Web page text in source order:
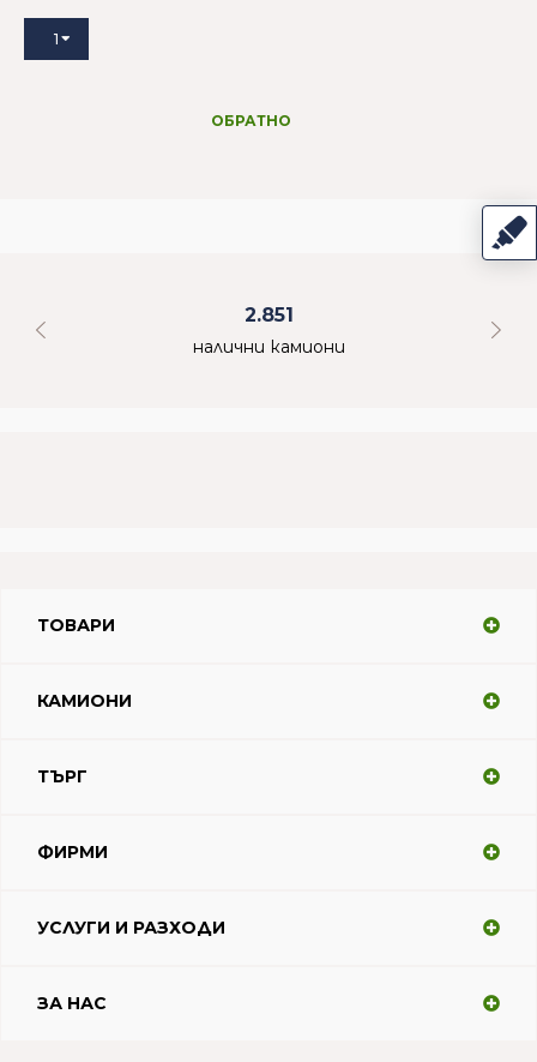
1
ОБРАТНО
2.851
налични камиони
ТОВАРИ
КАМИОНИ
ТЪРГ
ФИРМИ
УСЛУГИ И РАЗХОДИ
ЗА НАС